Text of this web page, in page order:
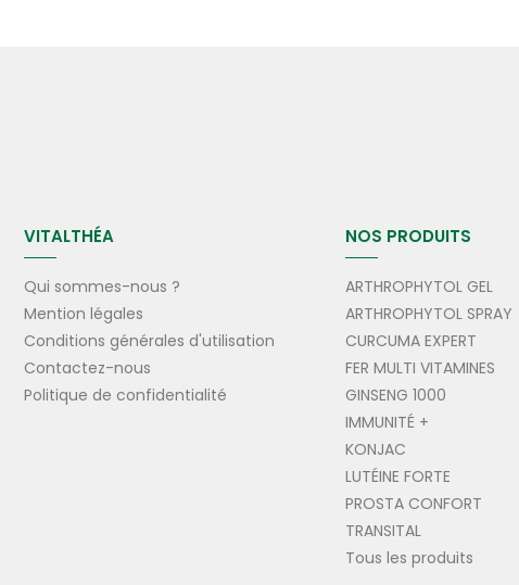
VITALTHÉA
Qui sommes-nous ?
Mention légales
Conditions générales d'utilisation
Contactez-nous
Politique de confidentialité
NOS PRODUITS
ARTHROPHYTOL GEL
ARTHROPHYTOL SPRAY
CURCUMA EXPERT
FER MULTI VITAMINES
GINSENG 1000
IMMUNITÉ +
KONJAC
LUTÉINE FORTE
PROSTA CONFORT
TRANSITAL
Tous les produits